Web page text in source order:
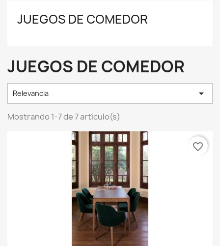
JUEGOS DE COMEDOR
JUEGOS DE COMEDOR
Relevancia 
Mostrando 1-7 de 7 artículo(s)
favorite_border